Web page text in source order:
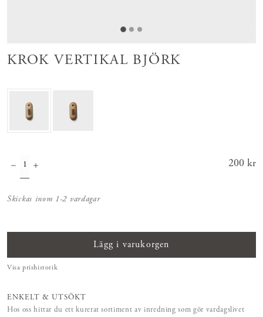
KROK VERTIKAL BJÖRK
Pris :
200 kr
Skickas inom 1-2 vardagar
Lägg i varukorgen
Visa prishistorik
ENKELT & UTSÖKT
Hos oss hittar du ett kurerat sortiment av inredning som gör vardagslivet